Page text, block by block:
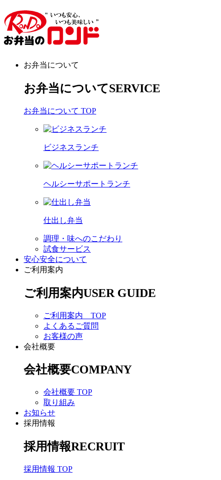
お弁当について
お弁当についてSERVICE
お弁当について TOP
ビジネスランチ
ヘルシーサポートランチ
仕出し弁当
調理・味へのこだわり
試食サービス
安心安全について
ご利用案内
ご利用案内USER GUIDE
ご利用案内 TOP
よくあるご質問
お客様の声
会社概要
会社概要COMPANY
会社概要 TOP
取り組み
お知らせ
採用情報
採用情報RECRUIT
採用情報 TOP